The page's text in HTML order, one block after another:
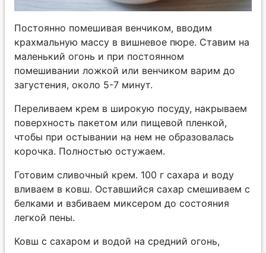
Постоянно помешивая венчиком, вводим
крахмальную массу в вишневое пюре. Ставим на
маленький огонь и при постоянном
помешивании ложкой или венчиком варим до
загустения, около 5-7 минут.
Переливаем крем в широкую посуду, накрываем
поверхность пакетом или пищевой пленкой,
чтобы при остывании на нем не образовалась
корочка. Полностью остужаем.
Готовим сливочный крем. 100 г сахара и воду
вливаем в ковш. Оставшийся сахар смешиваем с
белками и взбиваем миксером до состояния
легкой пены.
Ковш с сахаром и водой на средний огонь,